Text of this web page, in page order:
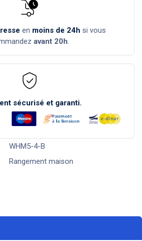
en moins de 24h si vous
avant 20h.
sécurisé et garanti.
WHM5-4-B
Rangement maison